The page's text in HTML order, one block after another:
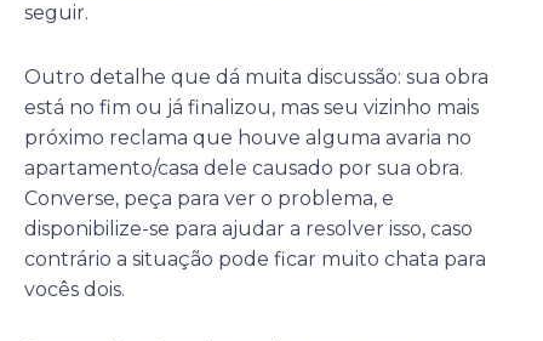
seguir.
Outro detalhe que dá muita discussão: sua obra
está no fim ou já finalizou, mas seu vizinho mais
próximo reclama que houve alguma avaria no
apartamento/casa dele causado por sua obra.
Converse, peça para ver o problema, e
disponibilize-se para ajudar a resolver isso, caso
contrário a situação pode ficar muito chata para
vocês dois.